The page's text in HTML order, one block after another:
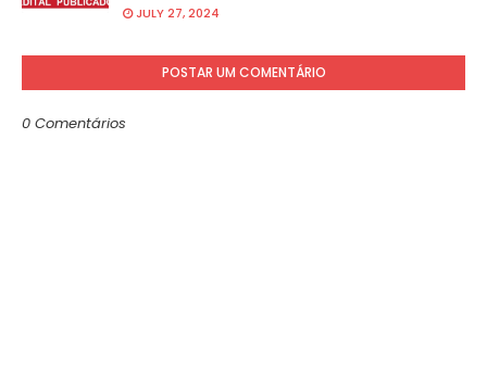
JULY 27, 2024
POSTAR UM COMENTÁRIO
0 Comentários